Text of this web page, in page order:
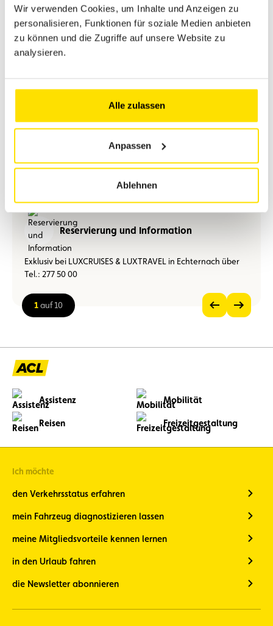
Wir verwenden Cookies, um Inhalte und Anzeigen zu
personalisieren, Funktionen für soziale Medien anbieten
zu können und die Zugriffe auf unsere Website zu
analysieren.
Alle zulassen
Anpassen
Ablehnen
7 Straßburg 07:00
8 Straßburg –
Reservierung und Information
Exklusiv bei LUXCRUISES & LUXTRAVEL in Echternach über
Tel.: 277 50 00
im
1auf 10
Vorheriges
Assistenz Mobilität
Reisen Freizeitgestaltung
Ich möchte
den Verkehrsstatus erfahren
mein Fahrzeug diagnostizieren lassen
meine Mitgliedsvorteile kennen lernen
in den Urlaub fahren
die Newsletter abonnieren